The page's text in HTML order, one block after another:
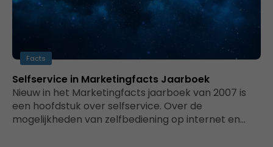
Facts
Selfservice in Marketingfacts Jaarboek
Nieuw in het Marketingfacts jaarboek van 2007 is
een hoofdstuk over selfservice. Over de
mogelijkheden van zelfbediening op internet en…